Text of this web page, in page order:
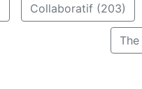
Collaboratif (203)